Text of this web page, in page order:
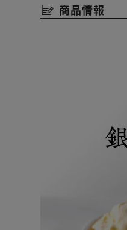
商品情報